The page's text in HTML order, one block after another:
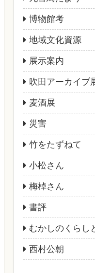
博物館考
地域文化資源
展示案内
吹田アーカイブ
麦酒展
災害
竹をたずねて
小松さん
梅棹さん
書評
むかしのくらし
西村公朝